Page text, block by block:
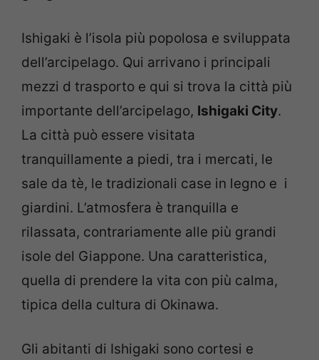
Ishigaki è l’isola più popolosa e sviluppata
dell’arcipelago. Qui arrivano i principali
mezzi d trasporto e qui si trova la città più
importante dell’arcipelago, Ishigaki City.
La città può essere visitata
tranquillamente a piedi, tra i mercati, le
sale da tè, le tradizionali case in legno e i
giardini. L’atmosfera è tranquilla e
rilassata, contrariamente alle più grandi
isole del Giappone. Una caratteristica,
quella di prendere la vita con più calma,
tipica della cultura di Okinawa.
Gli abitanti di Ishigaki sono cortesi e